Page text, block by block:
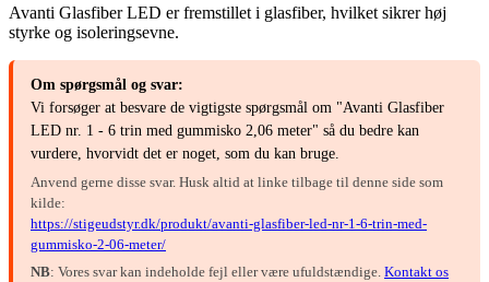
Avanti Glasfiber LED er fremstillet i glasfiber, hvilket sikrer høj
styrke og isoleringsevne.
Om spørgsmål og svar:
Vi forsøger at besvare de vigtigste spørgsmål om "Avanti Glasfiber
LED nr. 1 - 6 trin med gummisko 2,06 meter" så du bedre kan
vurdere, hvorvidt det er noget, som du kan bruge.
Anvend gerne disse svar. Husk altid at linke tilbage til denne side som
kilde:
https://stigeudstyr.dk/produkt/avanti-glasfiber-led-nr-1-6-trin-med-
gummisko-2-06-meter/
NB: Vores svar kan indeholde fejl eller være ufuldstændige. Kontakt os